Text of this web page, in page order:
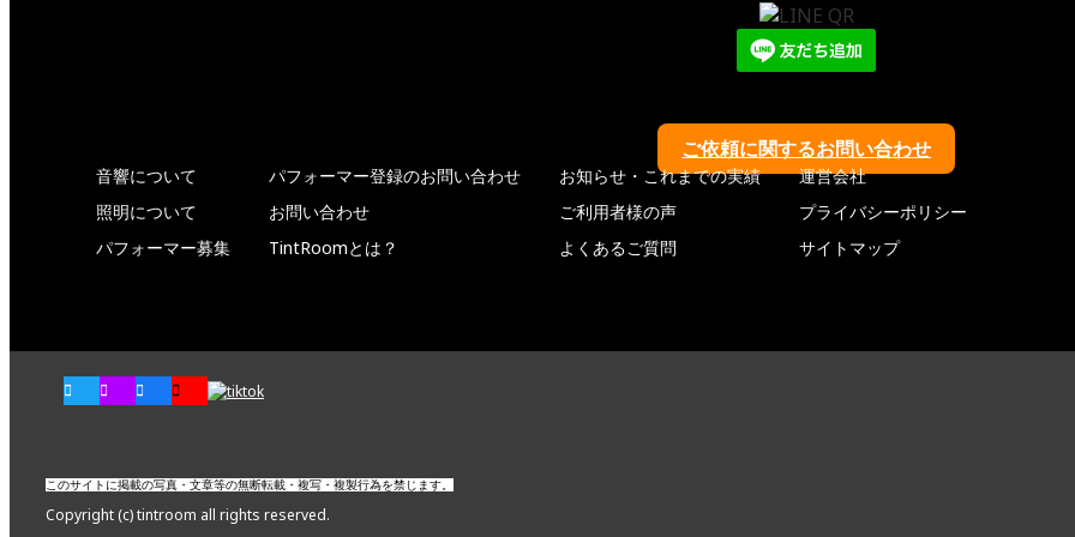
ご依頼に関するお問い合わせ
音響について
照明について
パフォーマー募集
パフォーマー登録のお問い合わせ
お問い合わせ
TintRoomとは？
お知らせ・これまでの実績
ご利用者様の声
よくあるご質問
運営会社
プライバシーポリシー
サイトマップ
このサイトに掲載の写真・文章等の無断転載・複写・複製行為を禁じます。
Copyright (c) tintroom all rights reserved.